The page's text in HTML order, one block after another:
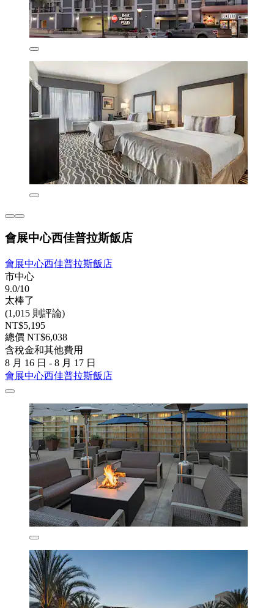
會展中心西佳普拉斯飯店
會展中心西佳普拉斯飯店
市中心
9.0/10
太棒了
(1,015 則評論)
NT$5,195
總價 NT$6,038
含稅金和其他費用
8 月 16 日 - 8 月 17 日
會展中心西佳普拉斯飯店